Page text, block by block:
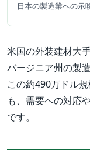
日本の製造業への示
米国の外装建材大
バージニア州の製
この約490万ドル
も、需要への対応
です。